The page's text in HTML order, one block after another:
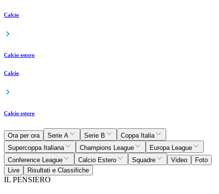
Calcio
Calcio estero
Calcio
Calcio estero
Ora per ora Serie A Serie B
Coppa Italia
Supercoppa Italiana
Champions League
Europa League
Conference League
Calcio Estero Squadre Video
Foto
Live
Risultati e Classifiche
IL PENSIERO